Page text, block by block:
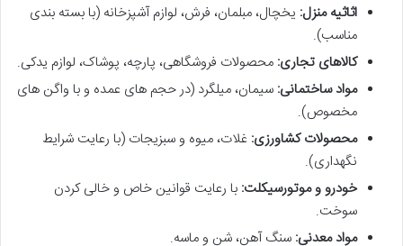
اثاثیه منزل: یخچال، مبلمان، فرش، لوازم آشپزخانه (با بسته بندی
مناسب).
کالاهای تجاری: محصولات فروشگاهی، پارچه، پوشاک، لوازم یدکی.
مواد ساختمانی: سیمان، میلگرد (در حجم های عمده و با واگن های
مخصوص).
محصولات کشاورزی: غلات، میوه و سبزیجات (با رعایت شرایط
نگهداری).
خودرو و موتورسیکلت: با رعایت قوانین خاص و خالی کردن
سوخت.
مواد معدنی: سنگ آهن، شن و ماسه.